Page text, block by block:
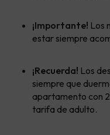
¡Importante! Los
estar siempre
¡Recuerda! Los
siempre que
apartamento con
tarifa de adulto.